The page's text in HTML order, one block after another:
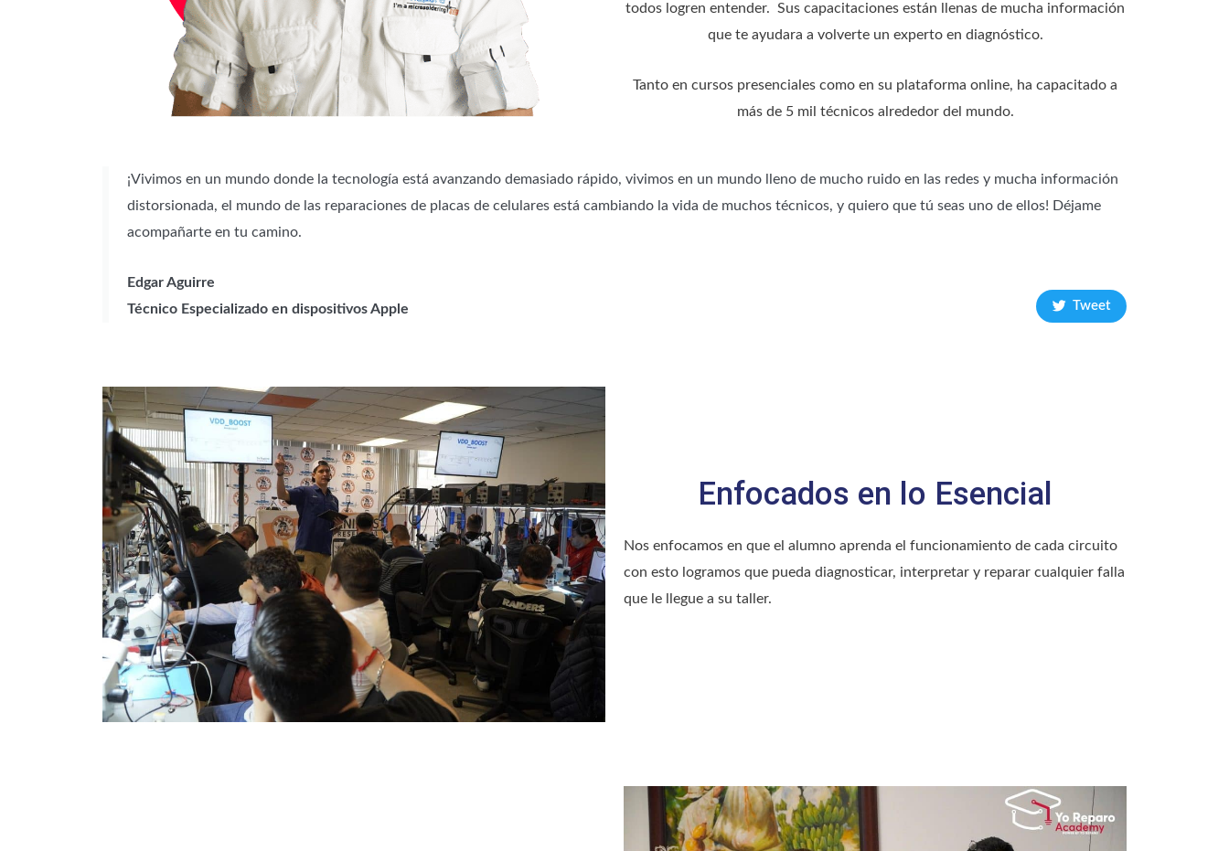
todos logren entender. Sus capacitaciones están llenas de mucha información
que te ayudara a volverte un experto en diagnóstico.
Tanto en cursos presenciales como en su plataforma online, ha capacitado a
más de 5 mil técnicos alrededor del mundo.
¡Vivimos en un mundo donde la tecnología está avanzando demasiado rápido, vivimos en un mundo lleno de mucho ruido en las redes y mucha información
distorsionada, el mundo de las reparaciones de placas de celulares está cambiando la vida de muchos técnicos, y quiero que tú seas uno de ellos! Déjame
acompañarte en tu camino.
Edgar Aguirre
Técnico Especializado en dispositivos Apple
Tweet
Enfocados en lo Esencial
Nos enfocamos en que el alumno aprenda el funcionamiento de cada circuito
con esto logramos que pueda diagnosticar, interpretar y reparar cualquier falla
que le llegue a su taller.